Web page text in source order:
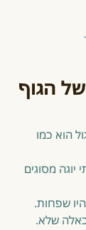
הגוף
הוא כמו
תרגלתי יוגה מסוגים
שפחות.
שלא.